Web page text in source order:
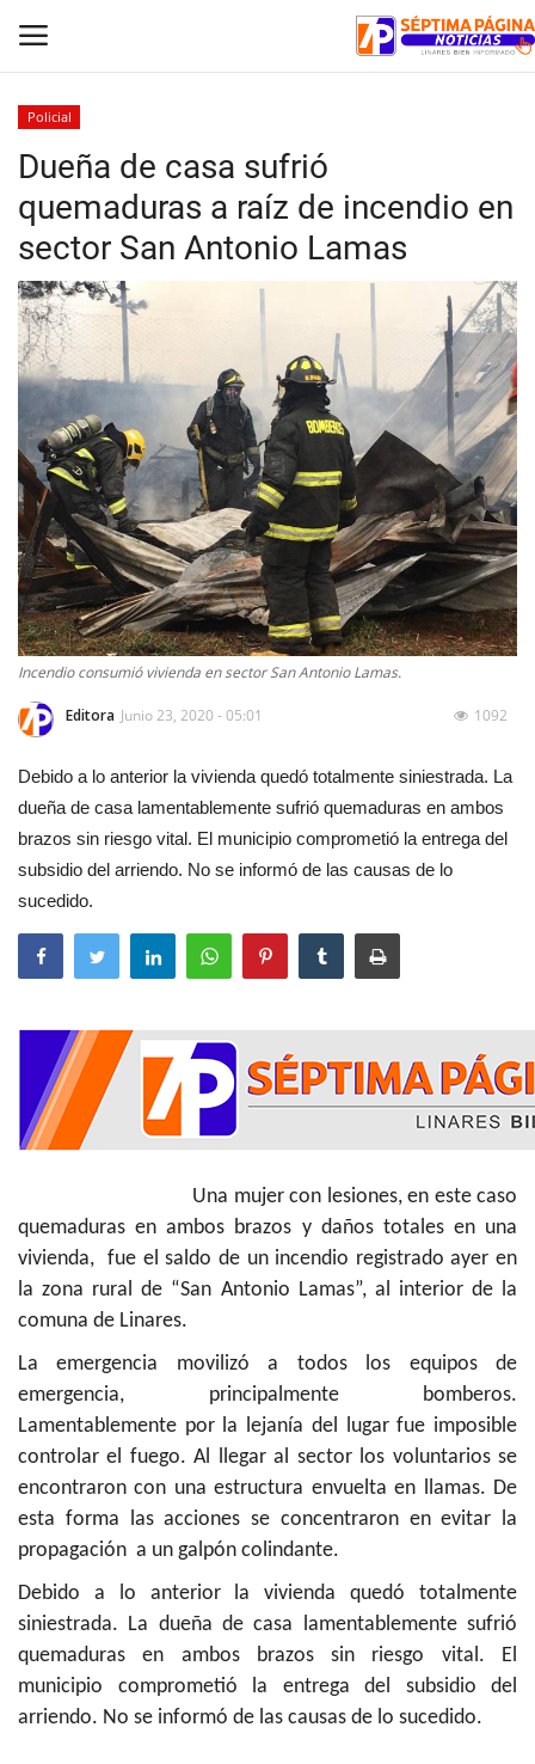
Inicio
Crónica
Policial
Tribunales
Deporte
Política
Espectáculos
Policial
Dueña de casa sufrió
quemaduras a raíz de incendio en
sector San Antonio Lamas
Incendio consumió vivienda en sector San Antonio Lamas.
Editora Junio 23, 2020 - 05:01 1092
Debido a lo anterior la vivienda quedó totalmente siniestrada. La
dueña de casa lamentablemente sufrió quemaduras en ambos
brazos sin riesgo vital. El municipio comprometió la entrega del
subsidio del arriendo. No se informó de las causas de lo
sucedido.
Una mujer con lesiones, en este caso
quemaduras en ambos brazos y daños totales en una
vivienda, fue el saldo de un incendio registrado ayer en
la zona rural de “San Antonio Lamas”, al interior de la
comuna de Linares.
La emergencia movilizó a todos los equipos de
emergencia, principalmente bomberos.
Lamentablemente por la lejanía del lugar fue imposible
controlar el fuego. Al llegar al sector los voluntarios se
encontraron con una estructura envuelta en llamas. De
esta forma las acciones se concentraron en evitar la
propagación a un galpón colindante.
Debido a lo anterior la vivienda quedó totalmente
siniestrada. La dueña de casa lamentablemente sufrió
quemaduras en ambos brazos sin riesgo vital. El
municipio comprometió la entrega del subsidio del
arriendo. No se informó de las causas de lo sucedido.